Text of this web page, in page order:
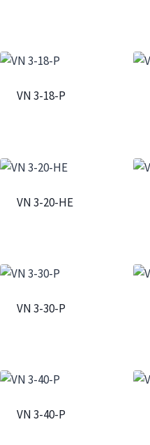
VN 3-18-P
VN 3-20-HE
VN 3-30-P
VN 3-40-P